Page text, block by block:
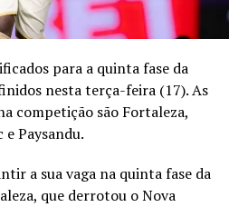
para a quinta fase da
nesta terça-feira (17). As
competição são Fortaleza,
Paysandu.
a sua vaga na quinta fase da
que derrotou o Nova